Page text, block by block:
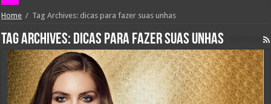
Home / Tag Archives: dicas para fazer suas unhas
Tag Archives: dicas para fazer suas unhas